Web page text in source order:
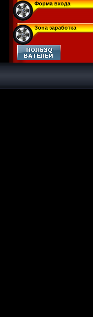
Форма входа
Зона заработка